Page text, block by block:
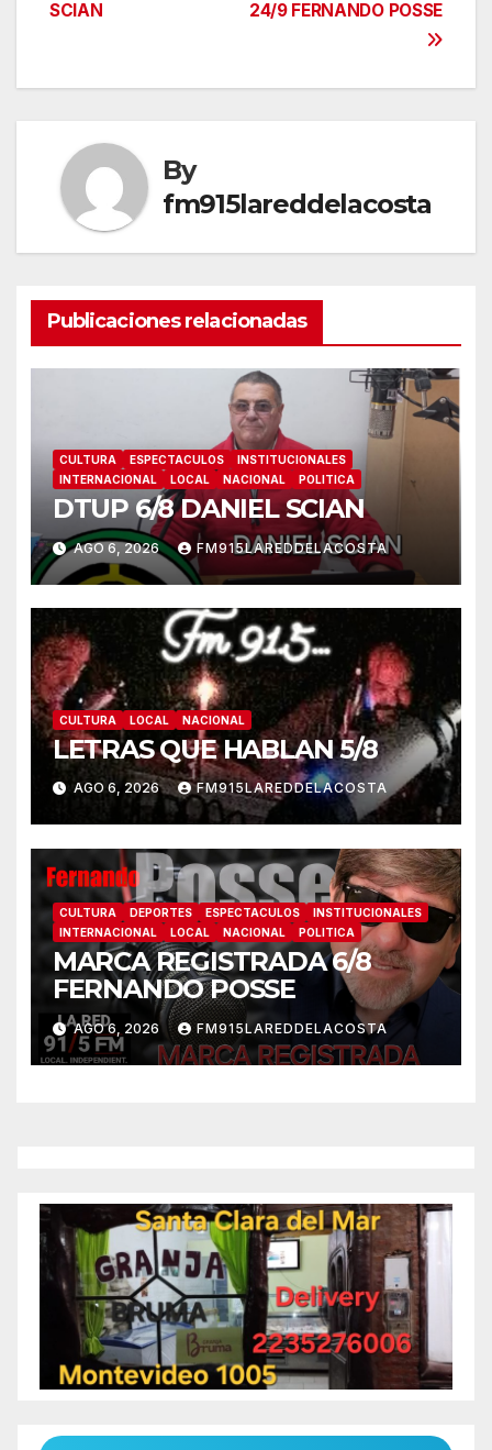
entradas
24/9 FERNANDO POSSE
SCIAN
By
fm915lareddelacosta
Publicaciones relacionadas
CULTURA ESPECTACULOS
INSTITUCIONALES
INTERNACIONAL
LOCAL NACIONAL POLITICA
DTUP 6/8 DANIEL SCIAN
AGO 6, 2026 FM915LAREDDELACOSTA
CULTURA LOCAL NACIONAL
LETRAS QUE HABLAN 5/8
AGO 6, 2026 FM915LAREDDELACOSTA
CULTURA DEPORTES ESPECTACULOS
INSTITUCIONALES
INTERNACIONAL
LOCAL NACIONAL POLITICA
MARCA REGISTRADA 6/8
FERNANDO POSSE
AGO 6, 2026 FM915LAREDDELACOSTA